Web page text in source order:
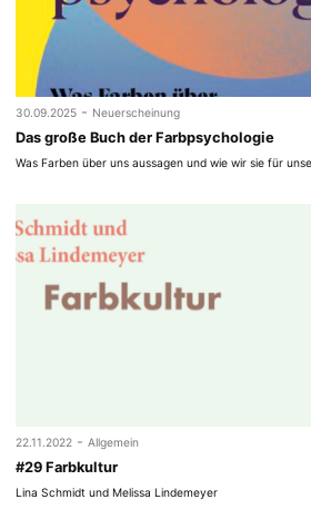
30.09.2025 - Neuerscheinung
Das große Buch der Farbpsychologie
Was Farben über uns aussagen und wie wir sie für
22.11.2022 - Allgemein
#29 Farbkultur
Lina Schmidt und Melissa Lindemeyer